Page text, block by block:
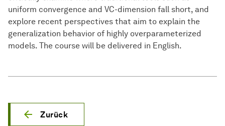
uniform convergence and VC-dimension fall short, and
explore recent perspectives that aim to explain the
generalization behavior of highly overparameterized
models. The course will be delivered in English.
Zurück